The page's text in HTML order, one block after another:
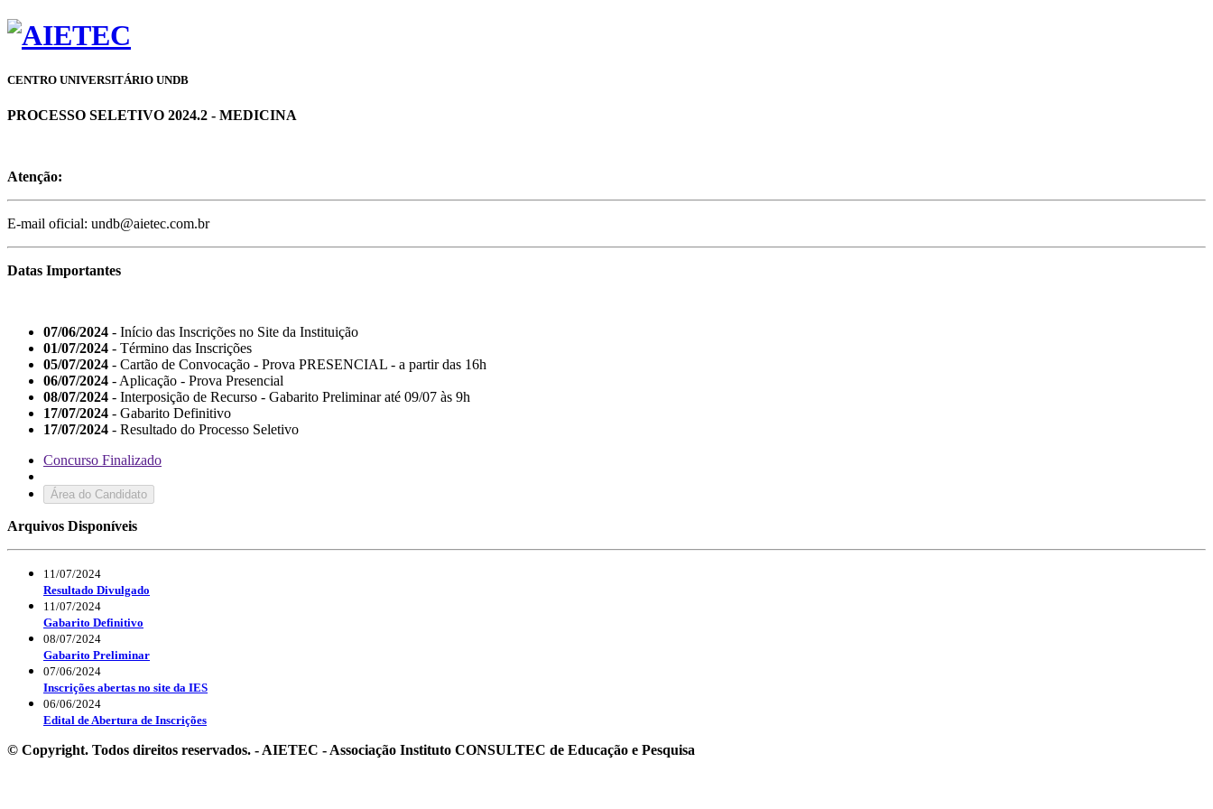
CENTRO UNIVERSITÁRIO UNDB
PROCESSO SELETIVO 2024.2 - MEDICINA
Atenção:
E-mail oficial: undb@aietec.com.br
Datas Importantes
07/06/2024 - Início das Inscrições no Site da Instituição
01/07/2024 - Término das Inscrições
05/07/2024 - Cartão de Convocação - Prova PRESENCIAL - a partir das 16h
06/07/2024 - Aplicação - Prova Presencial
08/07/2024 - Interposição de Recurso - Gabarito Preliminar até 09/07 às 9h
17/07/2024 - Gabarito Definitivo
17/07/2024 - Resultado do Processo Seletivo
Concurso Finalizado
Área do Candidato
Arquivos Disponíveis
11/07/2024
Resultado Divulgado
11/07/2024
Gabarito Definitivo
08/07/2024
Gabarito Preliminar
07/06/2024
Inscrições abertas no site da IES
06/06/2024
Edital de Abertura de Inscrições
© Copyright. Todos direitos reservados. - AIETEC - Associação Instituto CONSULTEC de Educação e Pesquisa